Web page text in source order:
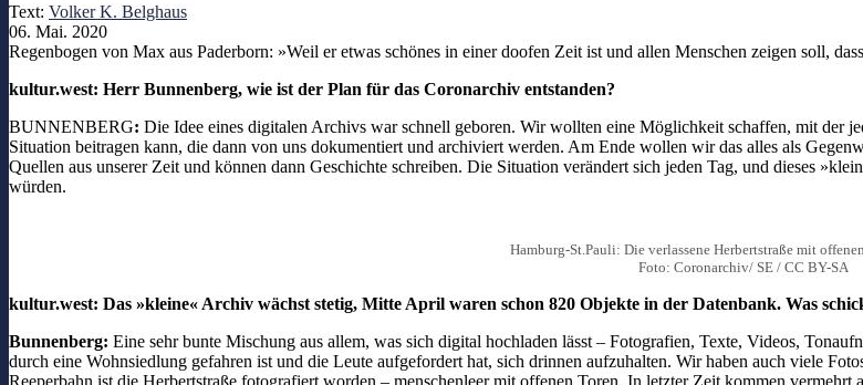
Text: Volker K. Belghaus
06. Mai. 2020
Regenbogen von Max aus Paderborn: »Weil er etwas schönes in einer doofen Zeit ist und allen Menschen zeigen soll,
kultur.west: Herr Bunnenberg, wie ist der Plan für das Coronarchiv entstanden?
BUNNENBERG: Die Idee eines digitalen Archivs war schnell geboren. Wir wollten eine Möglichkeit schaffen, mit der
Situation beitragen kann, die dann von uns dokumentiert und archiviert werden. Am Ende wollen wir das alles als
Quellen aus unserer Zeit und können dann Geschichte schreiben. Die Situation verändert sich jeden Tag, und dieses
würden.
Hamburg-St.Pauli: Die verlassene Herbertstraße mit
Foto: Coronarchiv/ SE / CC BY-SA
kultur.west: Das »kleine« Archiv wächst stetig, Mitte April waren schon 820 Objekte in der Datenbank. Was
Bunnenberg: Eine sehr bunte Mischung aus allem, was sich digital hochladen lässt – Fotografien, Texte, Videos,
durch eine Wohnsiedlung gefahren ist und die Leute aufgefordert hat, sich drinnen aufzuhalten. Wir haben auch viele